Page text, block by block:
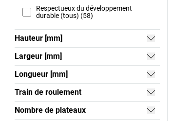
Respectueux du développement
durable (tous) (58)
Hauteur [mm]
Largeur [mm]
Longueur [mm]
Train de roulement
Nombre de plateaux